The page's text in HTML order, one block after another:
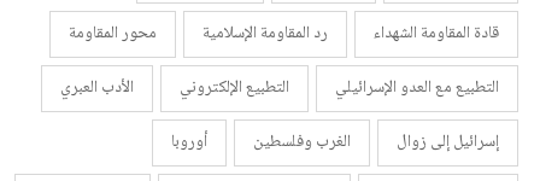
قادة المقاومة الشهداء
رد المقاومة الإسلامية
محور المقاومة
التطبيع مع العدو الإسرائيلي
التطبيع الإلكتروني
الأدب العبري
إسرائيل إلى زوال
الغرب وفلسطين
أوروبا